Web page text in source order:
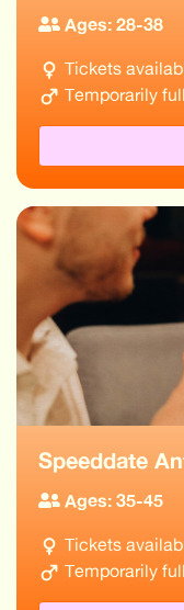
Ages: 28-38
Tickets
Temporarily full
Speeddate
Ages: 35-45
Tickets
Temporarily full